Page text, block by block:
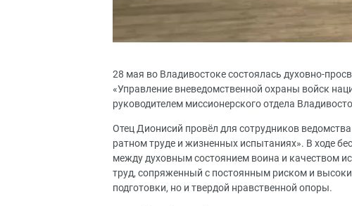
28 мая во Владивостоке состоялась духовно-
«Управление вневедомственной охраны войск
руководителем миссионерского отдела
Отец Дионисий провёл для сотрудников
ратном труде и жизненных испытаниях». В ходе
между духовным состоянием воина и качеством
труд, сопряженный с постоянным риском и
подготовки, но и твердой нравственной опоры.